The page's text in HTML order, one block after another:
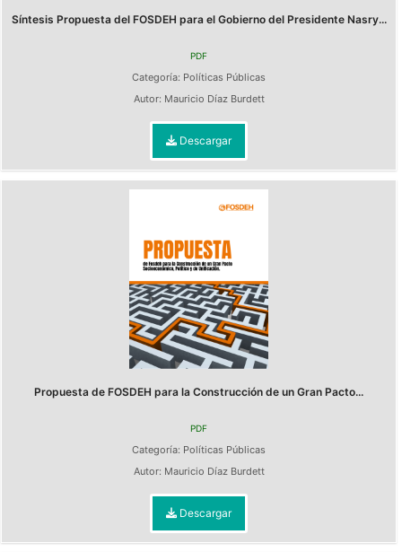
Síntesis Propuesta del FOSDEH para el Gobierno del Presidente Nasry...
PDF
Categoría: Políticas Públicas
Autor: Mauricio Díaz Burdett
Descargar
Propuesta de FOSDEH para la Construcción de un Gran Pacto...
PDF
Categoría: Políticas Públicas
Autor: Mauricio Díaz Burdett
Descargar